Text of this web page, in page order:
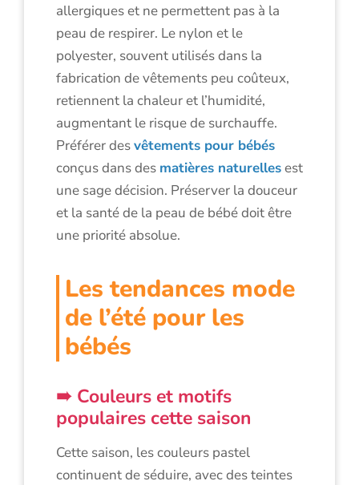
allergiques et ne permettent pas à la
peau de respirer. Le nylon et le
polyester, souvent utilisés dans la
fabrication de vêtements peu coûteux,
retiennent la chaleur et l’humidité,
augmentant le risque de surchauffe.
Préférer desvêtements pour bébés
conçus dans des matières naturellesest
une sage décision. Préserver la douceur
et la santé de la peau de bébé doit être
une priorité absolue.
Les tendances mode
de l’été pour les
bébés
Couleurs et motifs
populaires cette saison
Cette saison, les couleurs pastel
continuent de séduire, avec des teintes